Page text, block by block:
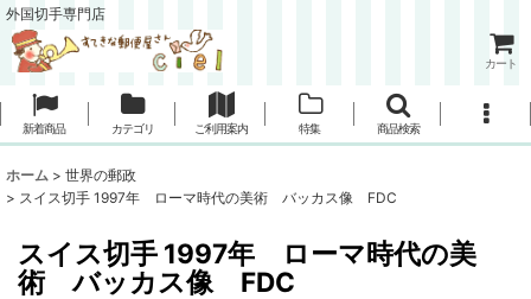
外国切手専門店
カート
新着商品 カテゴリ ご利用案内 特集 商品検索
ホーム > 世界の郵政
> スイス切手 1997年 ローマ時代の美術 バッカス像 FDC
スイス切手 1997年 ローマ時代の美
術 バッカス像 FDC